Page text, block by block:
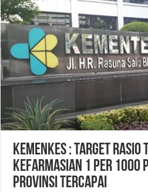
Kemenkes : Target Rasio
Kefarmasian 1 per 1000
Provinsi Tercapai